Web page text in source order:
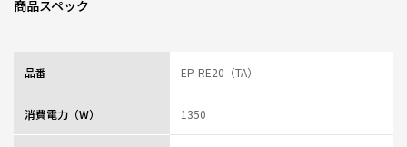
商品スペック
品番 EP-RE20（TA）
消費電力（W） 1350